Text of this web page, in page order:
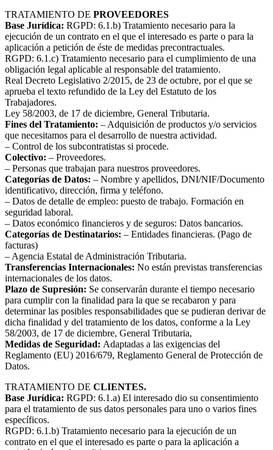
TRATAMIENTO DE PROVEEDORES
Base Jurídica: RGPD: 6.1.b) Tratamiento necesario para la
ejecución de un contrato en el que el interesado es parte o para la
aplicación a petición de éste de medidas precontractuales.
RGPD: 6.1.c) Tratamiento necesario para el cumplimiento de una
obligación legal aplicable al responsable del tratamiento.
Real Decreto Legislativo 2/2015, de 23 de octubre, por el que se
aprueba el texto refundido de la Ley del Estatuto de los
Trabajadores.
Ley 58/2003, de 17 de diciembre, General Tributaria.
Fines del Tratamiento: – Adquisición de productos y/o servicios
que necesitamos para el desarrollo de nuestra actividad.
– Control de los subcontratistas si procede.
Colectivo: – Proveedores.
– Personas que trabajan para nuestros proveedores.
Categorías de Datos: – Nombre y apellidos, DNI/NIF/Documento
identificativo, dirección, firma y teléfono.
– Datos de detalle de empleo: puesto de trabajo. Formación en
seguridad laboral.
– Datos económico financieros y de seguros: Datos bancarios.
Categorías de Destinatarios: – Entidades financieras. (Pago de
facturas)
– Agencia Estatal de Administración Tributaria.
Transferencias Internacionales: No están previstas transferencias
internacionales de los datos.
Plazo de Supresión: Se conservarán durante el tiempo necesario
para cumplir con la finalidad para la que se recabaron y para
determinar las posibles responsabilidades que se pudieran derivar de
dicha finalidad y del tratamiento de los datos, conforme a la Ley
58/2003, de 17 de diciembre, General Tributaria,
Medidas de Seguridad: Adaptadas a las exigencias del
Reglamento (EU) 2016/679, Reglamento General de Protección de
Datos.
TRATAMIENTO DE CLIENTES.
Base Jurídica: RGPD: 6.1.a) El interesado dio su consentimiento
para el tratamiento de sus datos personales para uno o varios fines
específicos.
RGPD: 6.1.b) Tratamiento necesario para la ejecución de un
contrato en el que el interesado es parte o para la aplicación a